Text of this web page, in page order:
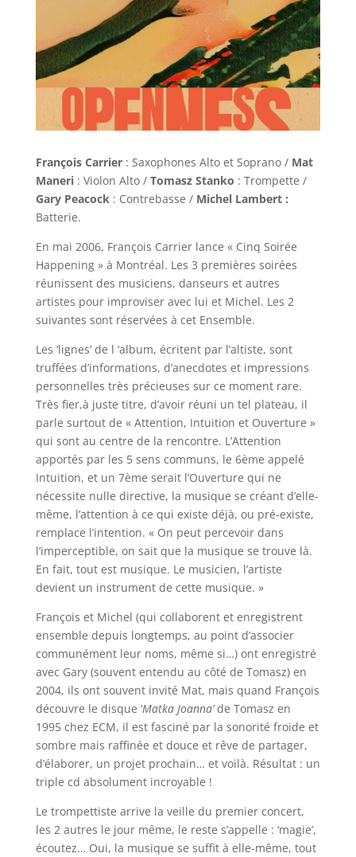
François Carrier: Saxophones Alto et Soprano /Mat
Maneri : Violon Alto / Tomasz Stanko : Trompette /
Gary Peacock: Contrebasse / Michel Lambert :
Batterie.
En mai 2006, François Carrier lance « Cinq Soirée
Happening » à Montréal. Les 3 premières soirées
réunissent des musiciens, danseurs et autres
artistes pour improviser avec lui et Michel. Les 2
suivantes sont réservées à cet Ensemble.
Les ‘lignes’ de l ‘album, écritent par l’altiste, sont
truffées d’informations, d’anecdotes et impressions
personnelles très précieuses sur ce moment rare.
Très fier,à juste titre, d’avoir réuni un tel plateau, il
parle surtout de « Attention, Intuition et Ouverture »
qui sont au centre de la rencontre. L’Attention
apportés par les 5 sens communs, le 6ème appelé
Intuition, et un 7ème serait l’Ouverture qui ne
nécessite nulle directive, la musique se créant d’elle-
même, l’attention à ce qui existe déjà, ou pré-existe,
remplace l’intention. « On peut percevoir dans
l’imperceptible, on sait que la musique se trouve là.
En fait, tout est musique. Le musicien, l’artiste
devient un instrument de cette musique. »
François et Michel (qui collaborent et enregistrent
ensemble depuis longtemps, au point d’associer
communément leur noms, même si…) ont enregistré
avec Gary (souvent entendu au côté de Tomasz) en
2004, ils ont souvent invité Mat, mais quand François
découvre le disque ‘Matka Joanna’de Tomasz en
1995 chez ECM, il est fasciné par la sonorité froide et
sombre mais raffinée et douce et rêve de partager,
d’élaborer, un projet prochain… et voilà. Résultat : un
triple cd absolument incroyable !
Le trompettiste arrive la veille du premier concert,
les 2 autres le jour même, le reste s’appelle : ‘magie’,
écoutez… Oui, la musique se suffit à elle-même, tout